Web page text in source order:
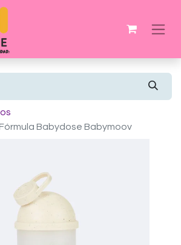
Babydose Babymoov